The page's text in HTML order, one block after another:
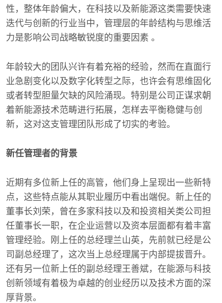
性，整体年龄偏大，在科技以及新能源这类需要快速
迭代与创新的行业当中，管理层的年龄结构与思维活
力是影响公司战略敏锐度的重要因素 。
年龄较大的团队兴许有着充裕的经验，然而在直面行
业急剧变化以及数字化转型之际，也许会有思维固化
或者转型胆量欠缺的风险涌现。特别是公司正谋求朝
着新能源技术范畴进行拓展，怎样去平衡稳健与创
新，这对这支管理团队形成了切实的考验。
新任管理者的背景
近期有多位新上任的高管，他们身上呈现出一些新特
点，这些特点能从其职业履历中看出端倪。新上任的
董事长刘荣，曾在多家科技以及和投资相关类公司担
任董事长一职，在企业运营以及资本层面都有着丰富
管理经验。刚上任的总经理兰山英，先前就已经是公
司副总经理了，这次当上总经理属于内部提拔晋升。
还有另一位新上任的副总经理王善斌，在能源与科技
创新领域有着极为卓越的创业经历以及技术方面的深
厚背景。